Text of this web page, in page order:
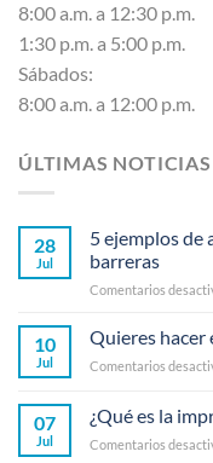
8:00 a.m. a 12:30 p.m.
1:30 p.m. a 5:00 p.m.
Sábados:
8:00 a.m. a 12:00 p.m.
ÚLTIMAS NOTICIAS
28
Jul
5 ejemplos de
barreras
Comentarios
10
Jul
Quieres hacer
Comentarios
07
Jul
¿Qué es la
Comentarios